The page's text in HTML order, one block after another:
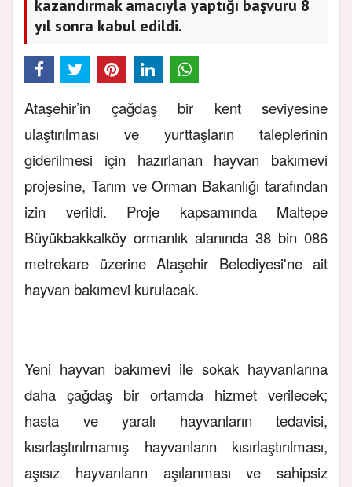
kazandırmak amacıyla yaptığı başvuru 8
yıl sonra kabul edildi.
Ataşehir’in çağdaş bir kent seviyesine
ulaştırılması ve yurttaşların taleplerinin
giderilmesi için hazırlanan hayvan bakımevi
projesine, Tarım ve Orman Bakanlığı tarafından
izin verildi. Proje kapsamında Maltepe
Büyükbakkalköy ormanlık alanında 38 bin 086
metrekare üzerine Ataşehir Belediyesi'ne ait
hayvan bakımevi kurulacak.
Yeni hayvan bakımevi ile sokak hayvanlarına
daha çağdaş bir ortamda hizmet verilecek;
hasta ve yaralı hayvanların tedavisi,
kısırlaştırılmamış hayvanların kısırlaştırılması,
aşısız hayvanların aşılanması ve sahipsiz